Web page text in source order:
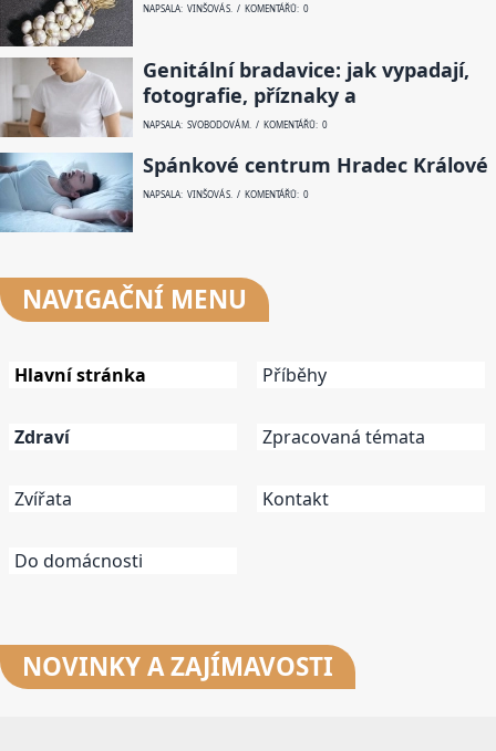
NAPSALA: VINŠOVÁ S. / KOMENTÁŘŮ: 0
Genitální bradavice: jak vypadají,
fotografie, příznaky a
NAPSALA: SVOBODOVÁ M. / KOMENTÁŘŮ: 0
Spánkové centrum Hradec Králové
NAPSALA: VINŠOVÁ S. / KOMENTÁŘŮ: 0
NAVIGAČNÍ MENU
Hlavní stránka
Zdraví
Zvířata
Do domácnosti
Příběhy
Zpracovaná témata
Kontakt
NOVINKYA ZAJÍMAVOSTI